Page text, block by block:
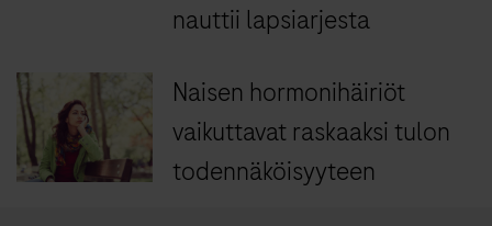
nauttii lapsiarjesta
Naisen hormonihäiriöt
vaikuttavat raskaaksi tulon
todennäköisyyteen